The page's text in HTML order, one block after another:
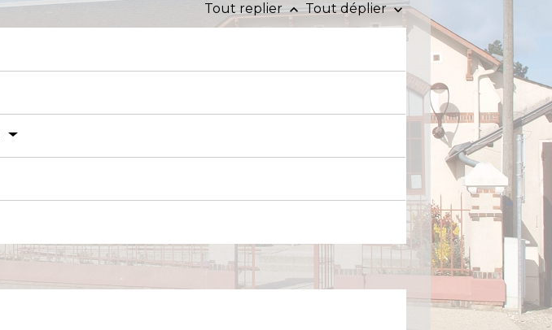
Tout replierkeyboard_arrow_up Tout déplierkeyboard_arrow_down